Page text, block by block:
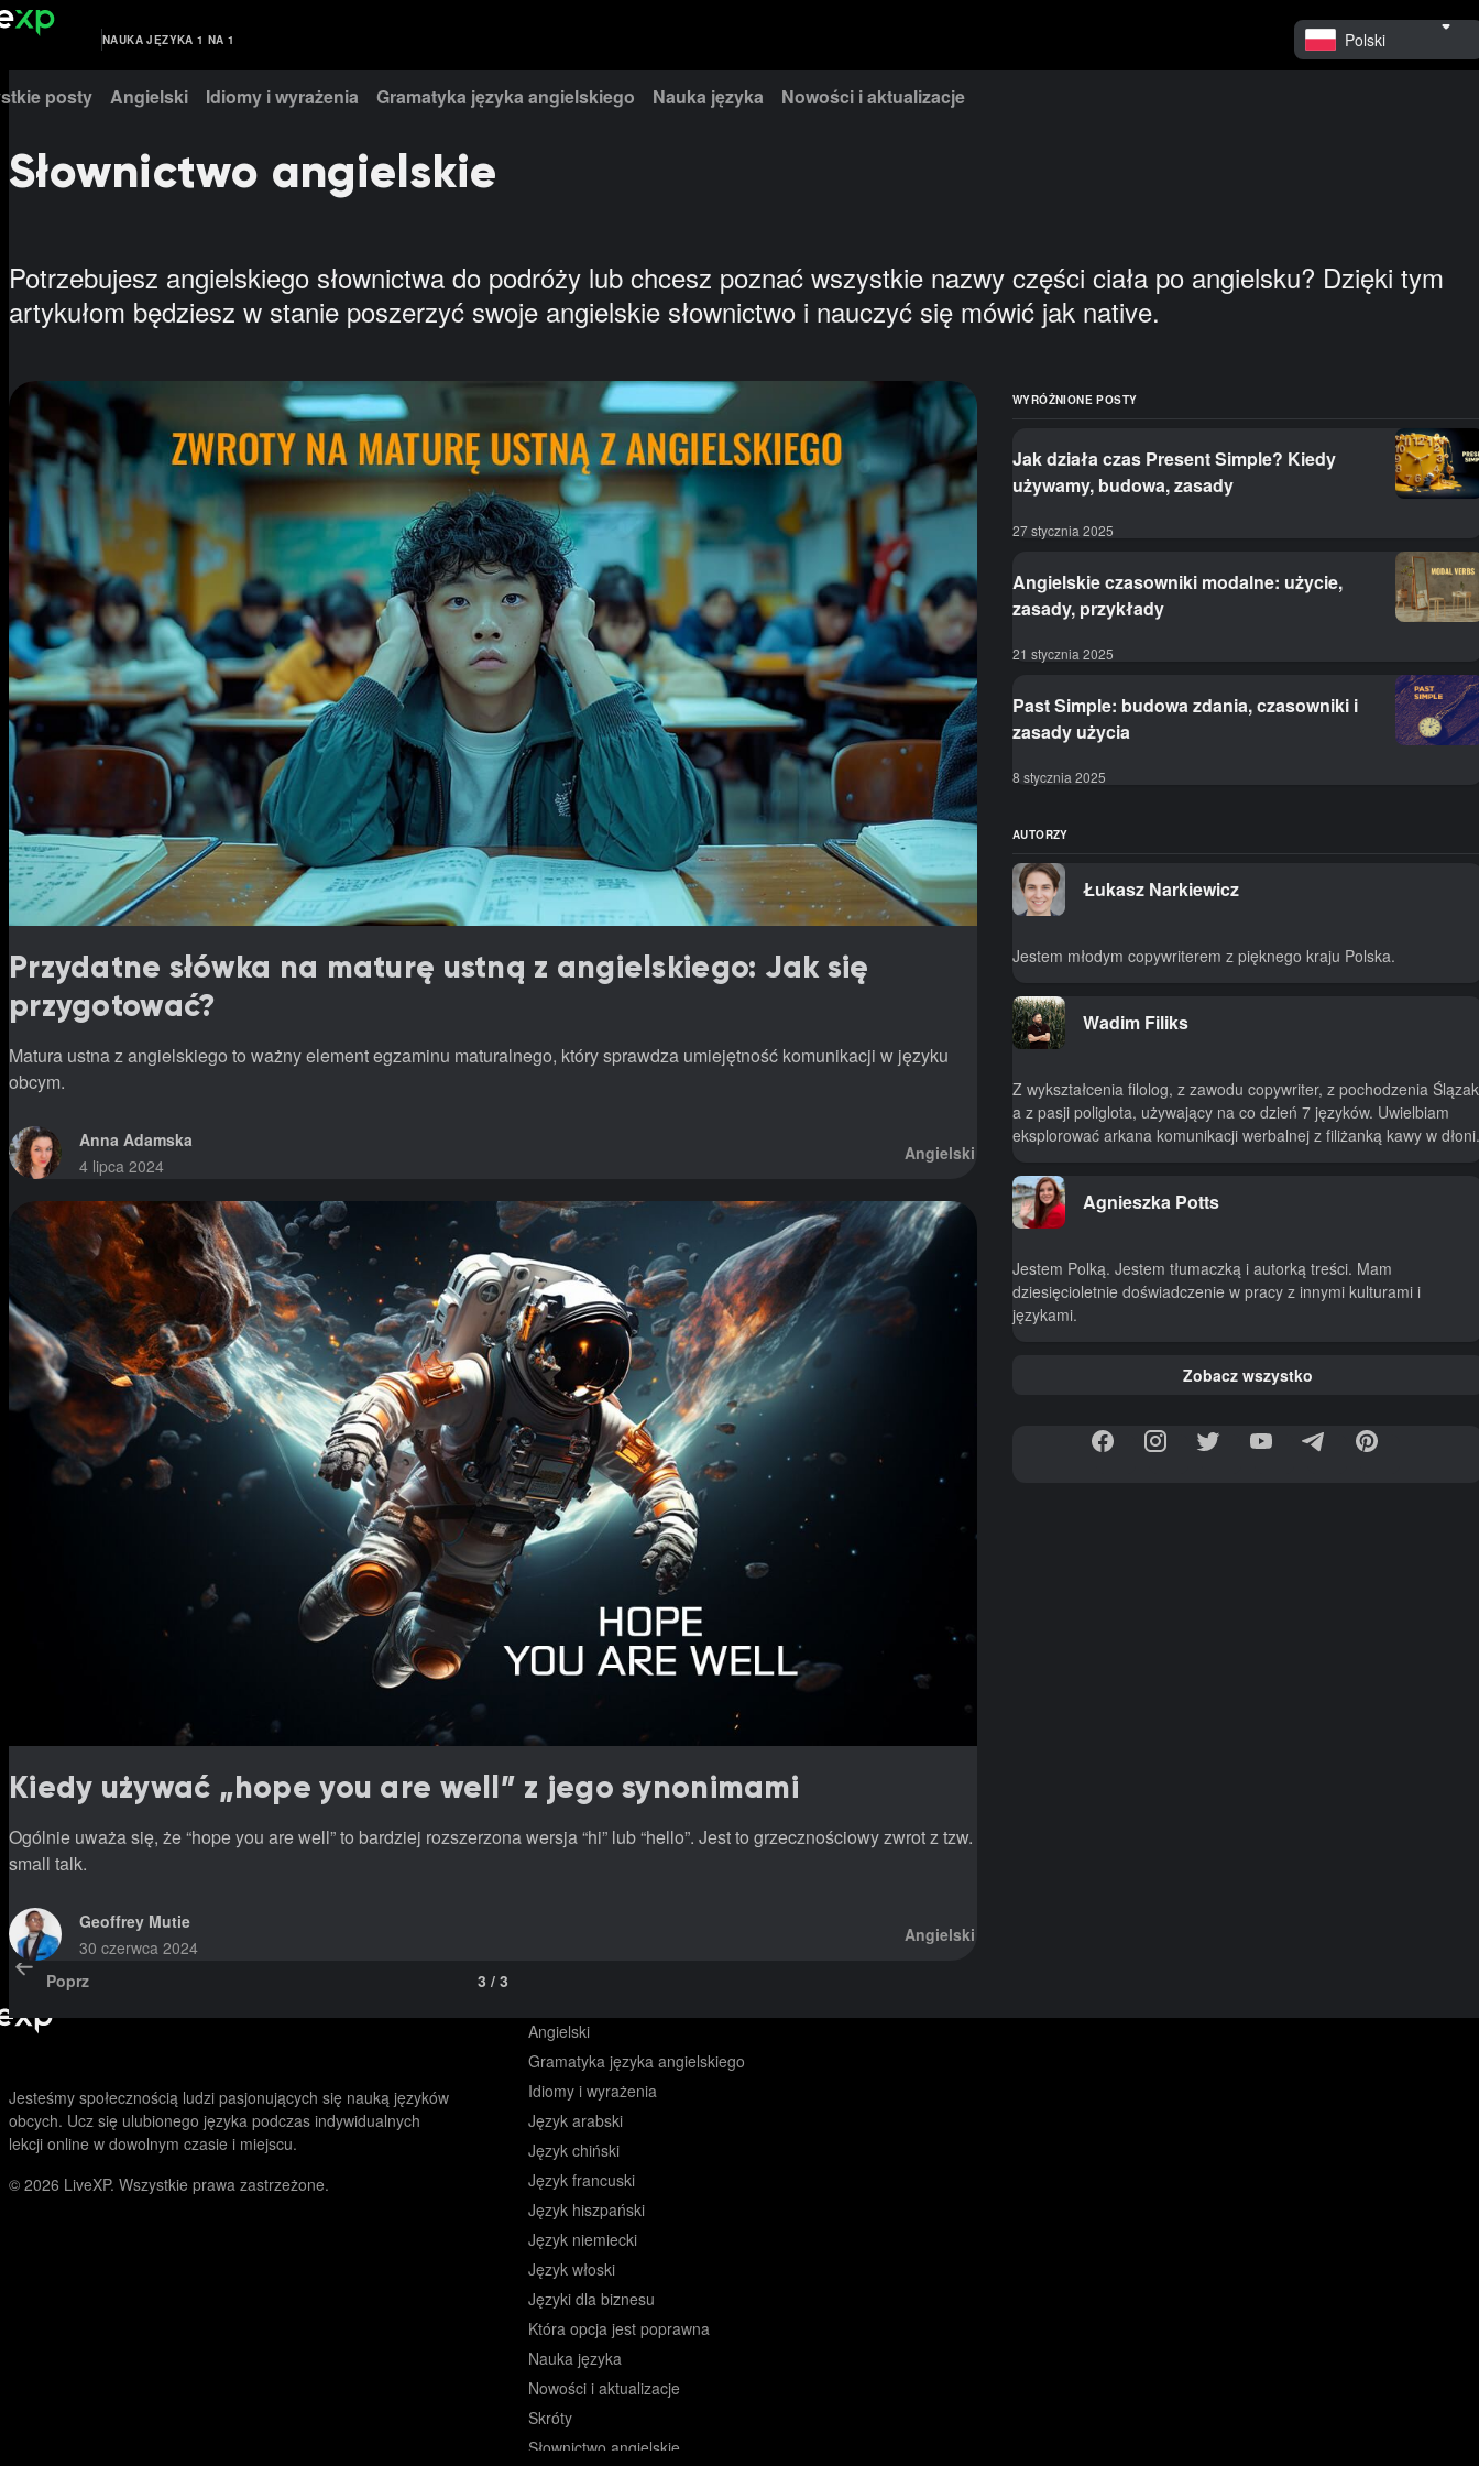
NAUKA JĘZYKA 1 NA 1 Polski
posty Angielski Idiomy i wyrażenia Gramatyka języka angielskiego Nauka języka Nowości i aktualizacje
Słownictwo angielskie
Potrzebujesz angielskiego słownictwa do podróży lub chcesz poznać wszystkie nazwy części ciała po angielsku? Dzięki tym
artykułom będziesz w stanie poszerzyć swoje angielskie słownictwo i nauczyć się mówić jak native.
Przydatne słówka na maturę ustną z angielskiego: Jak się
przygotować?
Matura ustna z angielskiego to ważny element egzaminu maturalnego, który sprawdza umiejętność komunikacji w języku
obcym.
Anna Adamska
4 lipca 2024
Angielski
Kiedy używać „hope you are well” z jego synonimami
Ogólnie uważa się, że “hope you are well” to bardziej rozszerzona wersja “hi” lub “hello”. Jest to grzecznościowy zwrot z tzw.
small talk.
Geoffrey Mutie
30 czerwca 2024
Angielski
Poprz 3 / 3
WYRÓŻNIONE POSTY
Jak działa czas Present Simple? Kiedy
używamy, budowa, zasady
27 stycznia 2025
Angielskie czasowniki modalne: użycie,
zasady, przykłady
21 stycznia 2025
Past Simple: budowa zdania, czasowniki i
zasady użycia
8 stycznia 2025
AUTORZY
Łukasz Narkiewicz
Jestem młodym copywriterem z pięknego kraju Polska.
Wadim Filiks
Z wykształcenia filolog, z zawodu copywriter, z pochodzenia
a z pasji poliglota, używający na co dzień 7 języków. Uwielbiam
eksplorować arkana komunikacji werbalnej z filiżanką kawy w dłoni.
Agnieszka Potts
Jestem Polką. Jestem tłumaczką i autorką treści. Mam
dziesięcioletnie doświadczenie w pracy z innymi kulturami i
językami.
Zobacz wszystko
Jesteśmy społecznością ludzi pasjonujących się nauką języków
obcych. Ucz się ulubionego języka podczas indywidualnych
lekcji online w dowolnym czasie i miejscu.
© 2026 LiveXP. Wszystkie prawa zastrzeżone.
Angielski
Gramatyka języka angielskiego
Idiomy i wyrażenia
Język arabski
Język chiński
Język francuski
Język hiszpański
Język niemiecki
Język włoski
Języki dla biznesu
Która opcja jest poprawna
Nauka języka
Nowości i aktualizacje
Skróty
Słownictwo angielskie